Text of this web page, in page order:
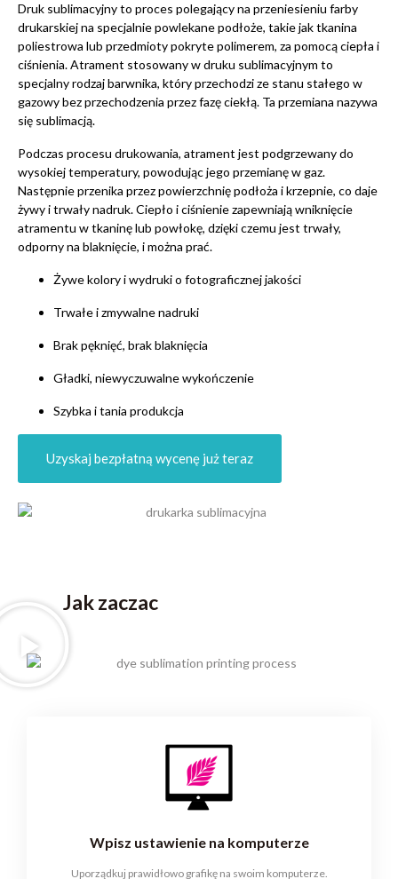
Druk sublimacyjny to proces polegający na przeniesieniu farby
drukarskiej na specjalnie powlekane podłoże, takie jak tkanina
poliestrowa lub przedmioty pokryte polimerem, za pomocą ciepła i
ciśnienia. Atrament stosowany w druku sublimacyjnym to
specjalny rodzaj barwnika, który przechodzi ze stanu stałego w
gazowy bez przechodzenia przez fazę ciekłą. Ta przemiana nazywa
się sublimacją.
Podczas procesu drukowania, atrament jest podgrzewany do
wysokiej temperatury, powodując jego przemianę w gaz.
Następnie przenika przez powierzchnię podłoża i krzepnie, co daje
żywy i trwały nadruk. Ciepło i ciśnienie zapewniają wniknięcie
atramentu w tkaninę lub powłokę, dzięki czemu jest trwały,
odporny na blaknięcie, i można prać.
Żywe kolory i wydruki o fotograficznej jakości
Trwałe i zmywalne nadruki
Brak pęknięć, brak blaknięcia
Gładki, niewyczuwalne wykończenie
Szybka i tania produkcja
Uzyskaj bezpłatną wycenę już teraz
Jak zaczac
Wpisz ustawienie na komputerze
Uporządkuj prawidłowo grafikę na swoim komputerze.